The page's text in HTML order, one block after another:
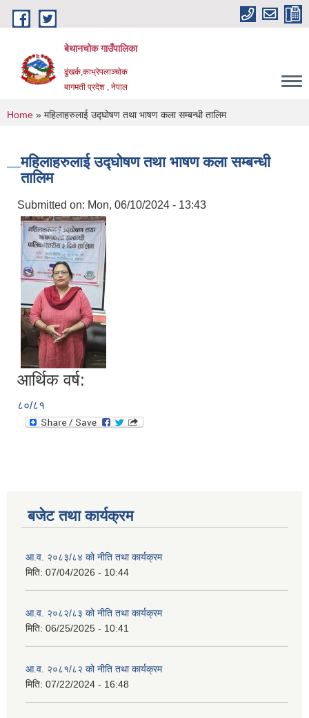
Skip to main content
बेथानचोक गाउँपालिका
ढुंखर्क,काभ्रेपलाञ्चाेक
बागमती प्रदेश , नेपाल
You are here
Home » महिलाहरुलाई उद्घोषण तथा भाषण कला सम्बन्धी तालिम
महिलाहरुलाई उद्घोषण तथा भाषण कला सम्बन्धी
तालिम
Submitted on: Mon, 06/10/2024 - 13:43
आर्थिक वर्ष:
८०/८१
बजेट तथा कार्यक्रम
आ.व. २०८३/८४ को नीति तथा कार्यक्रम
मिति: 07/04/2026 - 10:44
आ.व. २०८२/८३ को नीति तथा कार्यक्रम
मिति: 06/25/2025 - 10:41
आ.व. २०८१/८२ को नीति तथा कार्यक्रम
मिति: 07/22/2024 - 16:48